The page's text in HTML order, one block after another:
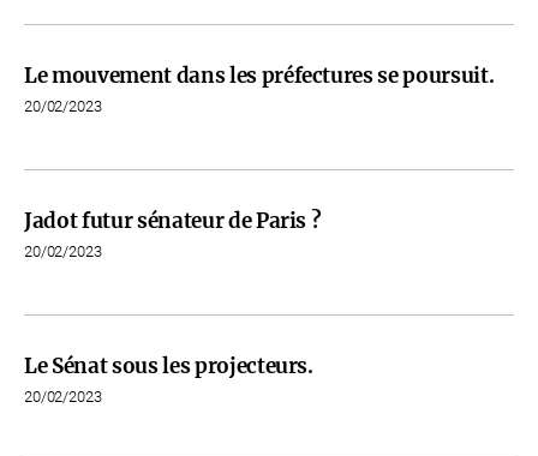
Le mouvement dans les préfectures se poursuit.
20/02/2023
Jadot futur sénateur de Paris ?
20/02/2023
Le Sénat sous les projecteurs.
20/02/2023